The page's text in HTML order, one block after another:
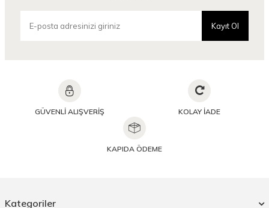
Kayıt Ol
GÜVENLİ ALIŞVERİŞ KOLAY İADE
KAPIDA ÖDEME
Kategoriler